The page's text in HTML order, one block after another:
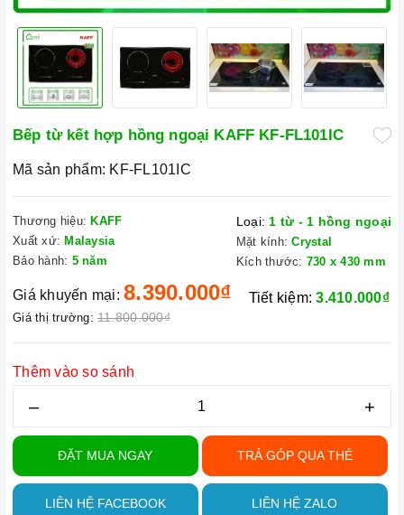
Bếp từ kết hợp hồng ngoại KAFF KF-FL101IC
Mã sản phẩm: KF-FL101IC
Thương hiệu: KAFF
Xuất xứ: Malaysia
Bảo hành: 5 năm
Loại: 1 từ - 1 hồng ngoại
Mặt kính: Crystal
Kích thước: 730 x 430 mm
Giá khuyến mại: 8.390.000₫
Giá thị trường: 11.800.000₫
Tiết kiệm:3.410.000₫
Thêm vào so sánh
– +
ĐẶT MUA NGAY TRẢ GÓP QUA THẺ
LIÊN HỆ FACEBOOK LIÊN HỆ ZALO